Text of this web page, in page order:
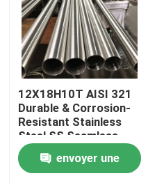
Tuyau rond de solides
Tuyau de solides
Tube d'acier inoxydable
plat en aluminium de
12X18H10T AISI 321
Durable & Corrosion-
Resistant Stainless
Steel SS Seamless
Pipe 6m Customized
envoyer une